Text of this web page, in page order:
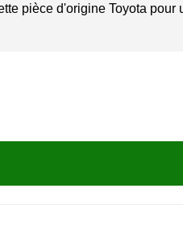
pièce d'origine Toyota